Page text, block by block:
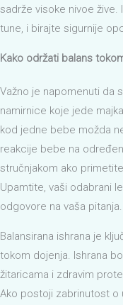
sadrže visoke nivoe
tune, i birajte sigurnije
Kako održati balans
Važno je napomenuti da
namirnice koje jede
kod jedne bebe možda
reakcije bebe na
stručnjakom ako
Upamtite, vaši odabrani
odgovore na vaša pitanja.
Balansirana ishrana je
tokom dojenja. Ishrana
žitaricama i zdravim
Ako postoji zabrinutost o